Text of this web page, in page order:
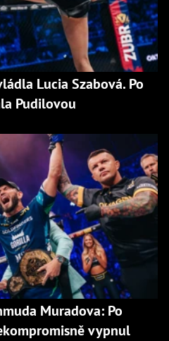
Lucia Szabová. Po
Pudilovou
Muradova: Po
vypnul